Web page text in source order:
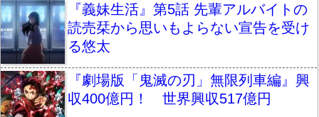
『義妹生活』第5話 先輩アルバイトの
読売栞から思いもよらない宣告を受け
る悠太
『劇場版「鬼滅の刃」無限列車編』興
収400億円！ 世界興収517億円